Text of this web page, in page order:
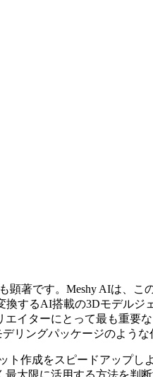
著です。Meshy AIは、
するAI搭載の3Dモデルジ
イターにとって最も重要
リングパッケージのよう
作成をスピードアップし
大限に活用する方法を判断